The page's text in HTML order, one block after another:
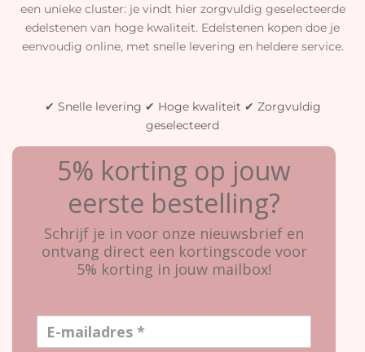
een unieke cluster: je vindt hier zorgvuldig geselecteerde
edelstenen van hoge kwaliteit. Edelstenen kopen doe je
eenvoudig online, met snelle levering en heldere service.
✔ Snelle levering ✔ Hoge kwaliteit ✔ Zorgvuldig
geselecteerd
5% korting op jouw
eerste bestelling?
Schrijf je in voor onze nieuwsbrief en
ontvang direct een kortingscode voor
5% korting in jouw mailbox!